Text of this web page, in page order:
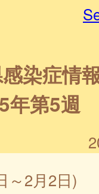
染症情
年第5週
～2月2日)